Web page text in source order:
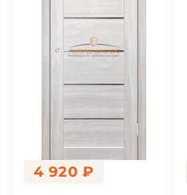
4 920 ₽